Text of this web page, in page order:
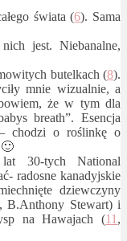
świata (6). Sama
jest. Niebanalne,
butelkach (8).
mnie wizualnie, a
że w tym dla
breath”. Esencja
chodzi o roślinkę o
🙂
30-tych National
radosne kanadyjskie
dziewczyny
B.Anthony Stewart) i
na Hawajach (11 ,